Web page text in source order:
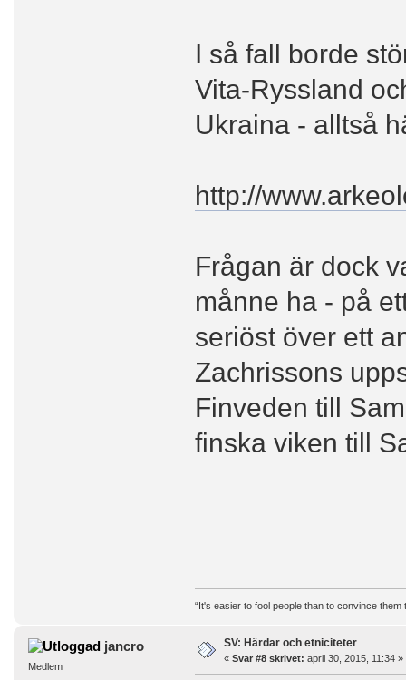
I så fall borde
Vita-Ryssland
Ukraina - alltså
http://
Frågan är dock
månne ha - på
seriöst över ett
Zachrissons
Finveden till
finska viken till
“It's easier to fool people than to convince them
jancro
Medlem
SV: Härdar och etniciteter
« Svar #8 skrivet: april 30, 2015, 11:34 »